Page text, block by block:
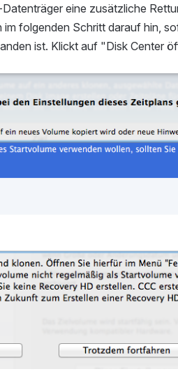
eine zusätzliche
folgenden Schritt darauf hin,
ist. Klickt auf "Disk Center